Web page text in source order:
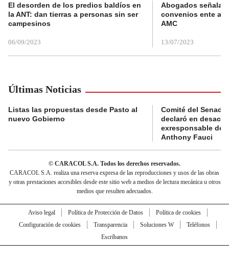
El desorden de los predios baldíos en
la ANT: dan tierras a personas sin ser
campesinos
06/09/2023
Abogados
convenios ente
AMC
13/07/2023
Últimas Noticias
Listas las propuestas desde Pasto al
nuevo Gobierno
Comité del Senado
declaró en
exresponsable de
Anthony Fauci
© CARACOL S.A. Todos los derechos reservados.
CARACOL S.A. realiza una reserva expresa de las reproducciones y usos de las obras
y otras prestaciones accesibles desde este sitio web a medios de lectura mecánica u otros
medios que resulten adecuados.
Aviso legal Política de Protección de Datos
Política de cookies
Configuración de cookies
Transparencia Soluciones W
Teléfonos
Escríbanos